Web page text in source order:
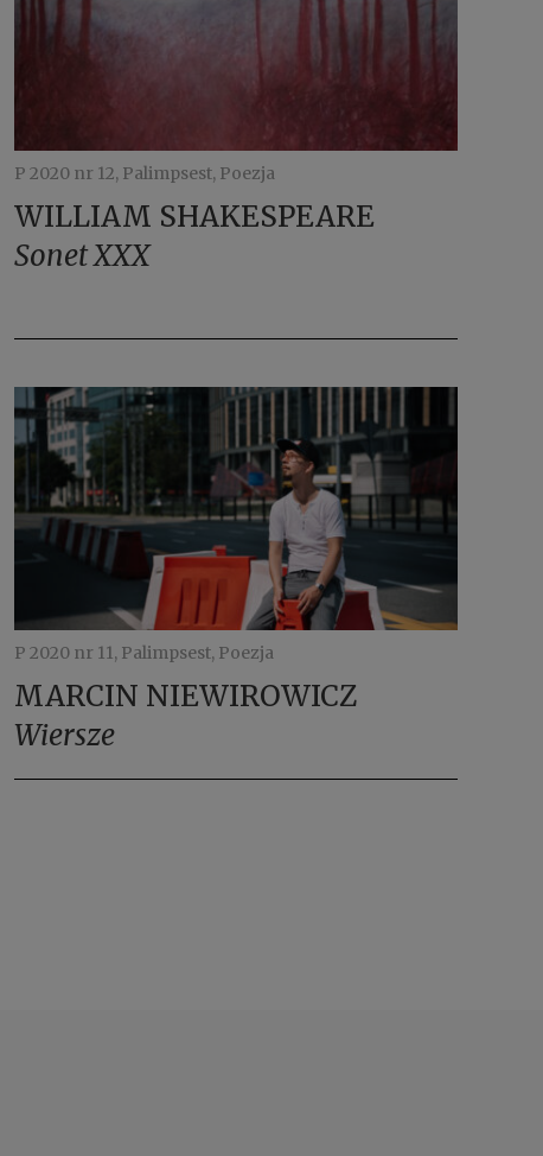
P 2020 nr 12, Palimpsest, Poezja
WILLIAM SHAKESPEARE
Sonet XXX
P 2020 nr 11, Palimpsest, Poezja
MARCIN NIEWIROWICZ
Wiersze